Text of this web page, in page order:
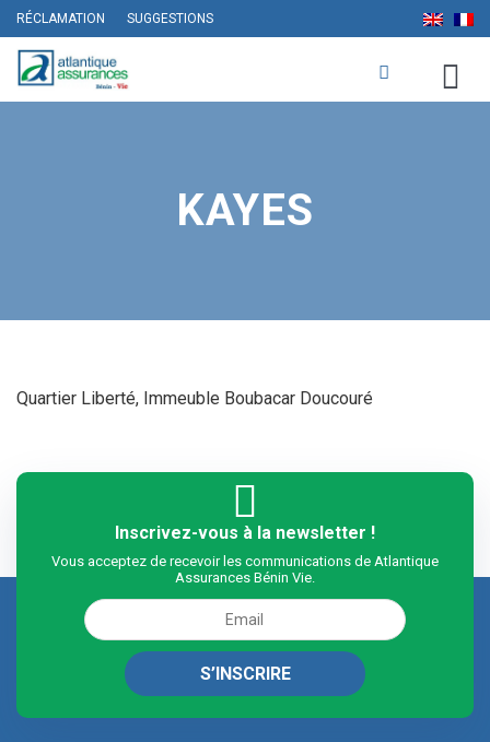
RÉCLAMATION SUGGESTIONS
KAYES
Quartier Liberté, Immeuble Boubacar Doucouré
Inscrivez-vous à la newsletter !
Vous acceptez de recevoir les communications de Atlantique
Assurances Bénin Vie.